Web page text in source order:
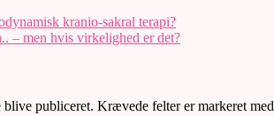
kranio-sakral terapi?
– men hvis virkelighed er det?
publiceret. Krævede felter er markeret med